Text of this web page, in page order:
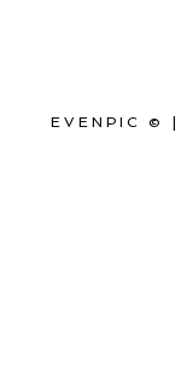
EVENPIC ©